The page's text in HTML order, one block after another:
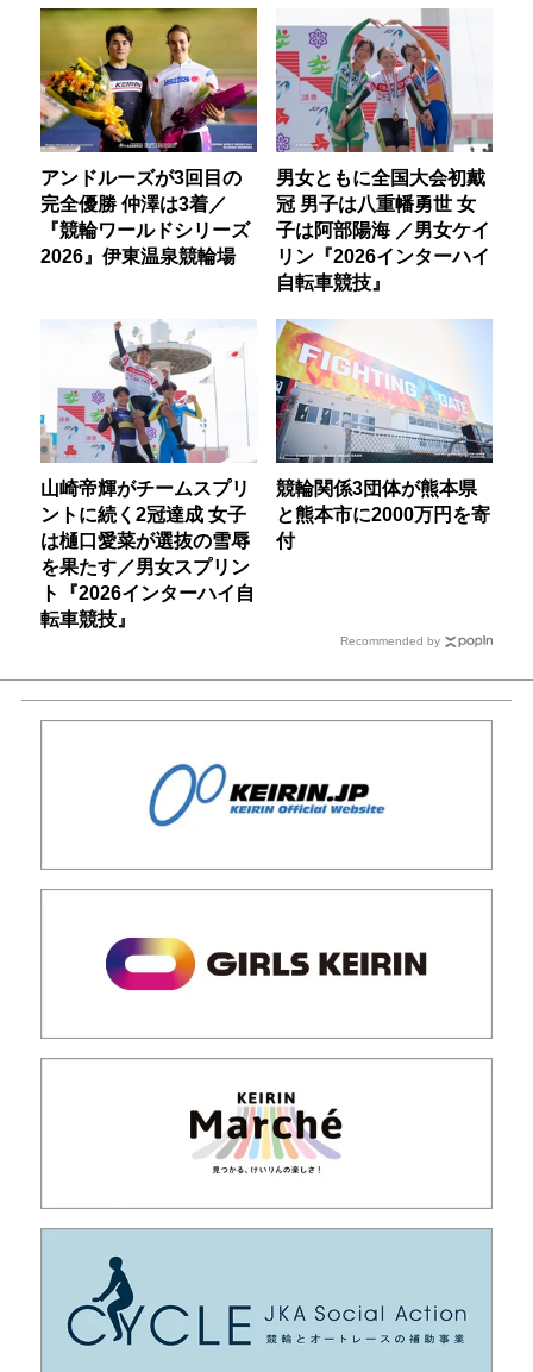
アンドルーズが3回目の
完全優勝 仲澤は3着／
『競輪ワールドシリーズ
2026』伊東温泉競輪場
男女ともに全国大会初戴
冠 男子は八重幡勇世 女
子は阿部陽海 ／男女ケイ
リン『2026インターハイ
自転車競技』
山崎帝輝がチームスプリ
ントに続く2冠達成 女子
は樋口愛菜が選抜の雪辱
を果たす／男女スプリン
ト『2026インターハイ自
転車競技』
競輪関係3団体が熊本県
と熊本市に2000万円を寄
付
Recommended by